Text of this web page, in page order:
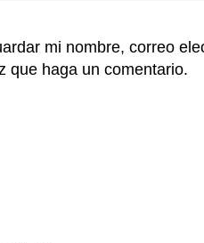
mi nombre, correo
que haga un comentario.